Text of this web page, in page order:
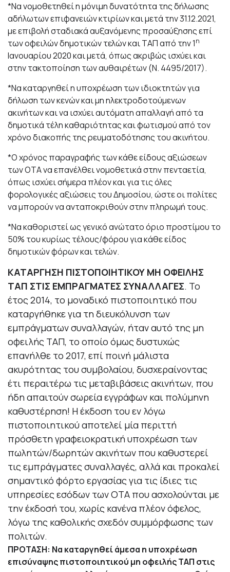
*Να νομοθετηθεί η μόνιμη δυνατότητα της δήλωσης
αδήλωτων επιφανειών κτιρίων και μετά την 31.12.2021,
με επιβολή σταδιακά αυξανόμενης προσαύξησης επί
των οφειλών δημοτικών τελών και ΤΑΠ από την 1η
Ιανουαρίου 2020 και μετά, όπως ακριβώς ισχύει και
στην τακτοποίηση των αυθαιρέτων (Ν. 4495/2017).
*Να καταργηθεί η υποχρέωση των ιδιοκτητών για
δήλωση των κενών και μη ηλεκτροδοτούμενων
ακινήτων και να ισχύει αυτόματη απαλλαγή από τα
δημοτικά τέλη καθαριότητας και φωτισμού από τον
χρόνο διακοπής της ρευματοδότησης του ακινήτου.
*Ο χρόνος παραγραφής των κάθε είδους αξιώσεων
των ΟΤΑ να επανέλθει νομοθετικά στην πενταετία,
όπως ισχύει σήμερα πλέον και για τις όλες
φορολογικές αξιώσεις του Δημοσίου, ώστε οι πολίτες
να μπορούν να ανταποκριθούν στην πληρωμή τους.
*Να καθοριστεί ως γενικό ανώτατο όριο προστίμου το
50% του κυρίως τέλους/φόρου για κάθε είδος
δημοτικών φόρων και τελών.
ΚΑΤΑΡΓΗΣΗ ΠΙΣΤΟΠΟΙΗΤΙΚΟΥ ΜΗ ΟΦΕΙΛΗΣ
ΤΑΠ ΣΤΙΣ ΕΜΠΡΑΓΜΑΤΕΣ ΣΥΝΑΛΛΑΓΕΣ. Το
έτος 2014, το μοναδικό πιστοποιητικό που
καταργήθηκε για τη διευκόλυνση των
εμπράγματων συναλλαγών, ήταν αυτό της μη
οφειλής ΤΑΠ, το οποίο όμως δυστυχώς
επανήλθε το 2017, επί ποινή μάλιστα
ακυρότητας του συμβολαίου, δυσχεραίνοντας
έτι περαιτέρω τις μεταβιβάσεις ακινήτων, που
ήδη απαιτούν σωρεία εγγράφων και πολύμηνη
καθυστέρηση! Η έκδοση του εν λόγω
πιστοποιητικού αποτελεί μία περιττή
πρόσθετη γραφειοκρατική υποχρέωση των
πωλητών/δωρητών ακινήτων που καθυστερεί
τις εμπράγματες συναλλαγές, αλλά και προκαλεί
σημαντικό φόρτο εργασίας για τις ίδιες τις
υπηρεσίες εσόδων των ΟΤΑ που ασχολούνται με
την έκδοσή του, χωρίς κανένα πλέον όφελος,
λόγω της καθολικής σχεδόν συμμόρφωσης των
πολιτών.
ΠΡΟΤΑΣΗ: Να καταργηθεί άμεσα η υποχρέωση
επισύναψης πιστοποιητικού μη οφειλής ΤΑΠ στις